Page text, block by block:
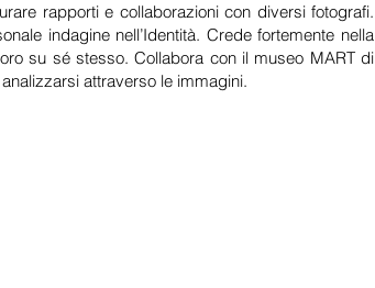
rapporti e collaborazioni con diversi fotografi.
indagine nell’Identità. Crede fortemente nella
su sé stesso. Collabora con il museo MART di
attraverso le immagini.